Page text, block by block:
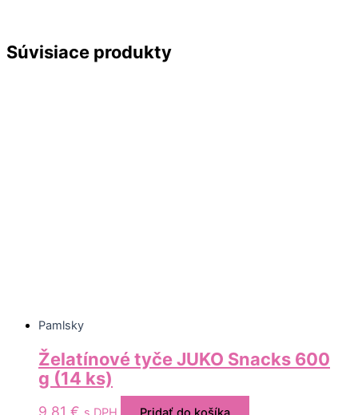
Súvisiace produkty
Pamlsky
Želatínové tyče JUKO Snacks 600
g (14 ks)